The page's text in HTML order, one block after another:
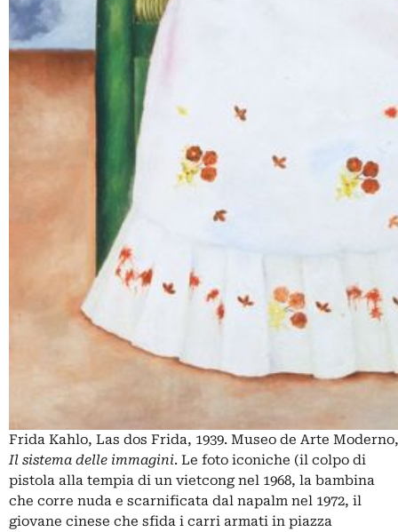
Frida Kahlo, Las dos Frida, 1939. Museo de Arte
Il sistema delle immagini. Le foto iconiche (il colpo di
pistola alla tempia di un vietcong nel 1968, la bambina
che corre nuda e scarnificata dal napalm nel 1972, il
giovane cinese che sfida i carri armati in piazza